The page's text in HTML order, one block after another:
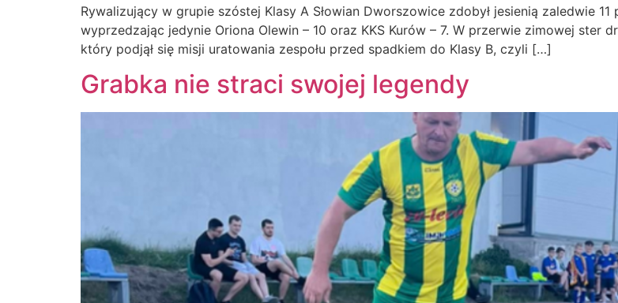
Rywalizujący w grupie szóstej Klasy A Słowian Dworszowice zdobył jesienią zaledwie
wyprzedzając jedynie Oriona Olewin – 10 oraz KKS Kurów – 7. W przerwie zimowej ster
który podjął się misji uratowania zespołu przed spadkiem do Klasy B, czyli […]
Grabka nie straci swojej legendy